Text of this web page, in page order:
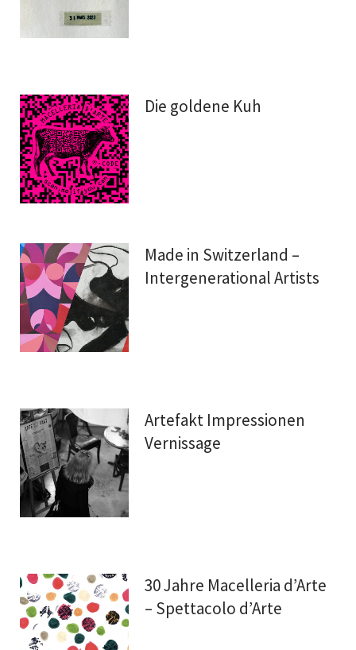
Die goldene Kuh
Made in Switzerland –
Intergenerational Artists
Artefakt Impressionen
Vernissage
30 Jahre Macelleria d’Arte
– Spettacolo d’Arte